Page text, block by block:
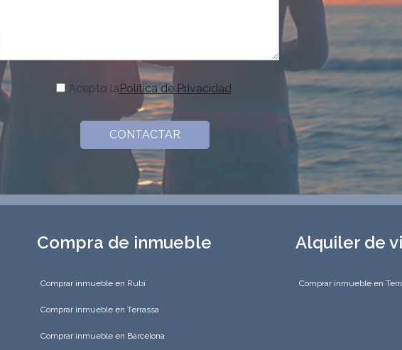
Acepto laPolítica de Privacidad
Compra de inmueble
Comprar inmueble en Rubi
Comprar inmueble en Terrassa
Comprar inmueble en Barcelona
Alquiler de
Comprar inmueble en